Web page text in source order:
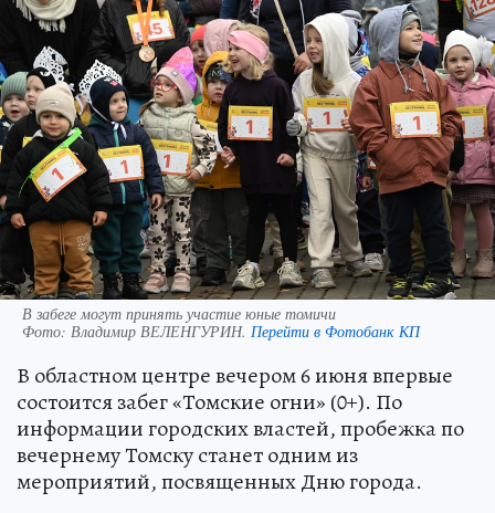
В забеге могут принять участие юные томичи
Фото: Владимир ВЕЛЕНГУРИН. Перейти в Фотобанк КП
В областном центре вечером 6 июня впервые
состоится забег «Томские огни» (0+). По
информации городских властей, пробежка по
вечернему Томску станет одним из
мероприятий, посвященных Дню города.